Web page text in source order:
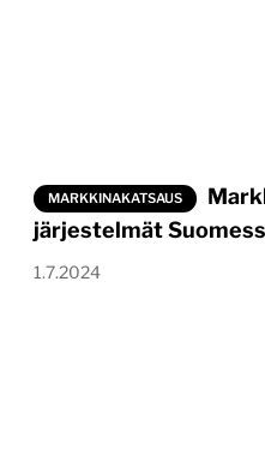
MARKKINAKATSAUS
järjestelmät
1.7.2024